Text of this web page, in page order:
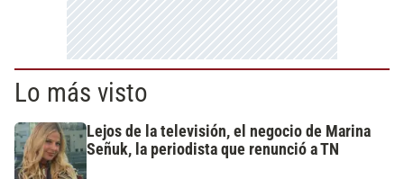
Lo más visto
Lejos de la televisión, el negocio de Marina
Señuk, la periodista que renunció a TN